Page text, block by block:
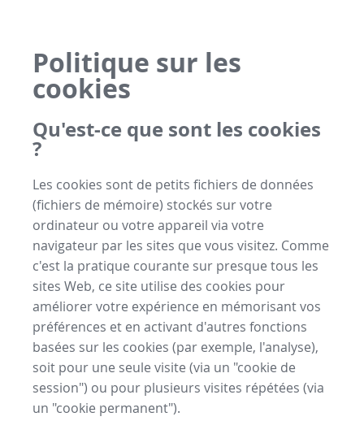
Politique sur les
cookies
Qu'est-ce que sont les cookies
?
Les cookies sont de petits fichiers de données
(fichiers de mémoire) stockés sur votre
ordinateur ou votre appareil via votre
navigateur par les sites que vous visitez. Comme
c'est la pratique courante sur presque tous les
sites Web, ce site utilise des cookies pour
améliorer votre expérience en mémorisant vos
préférences et en activant d'autres fonctions
basées sur les cookies (par exemple, l'analyse),
soit pour une seule visite (via un "cookie de
session") ou pour plusieurs visites répétées (via
un "cookie permanent").